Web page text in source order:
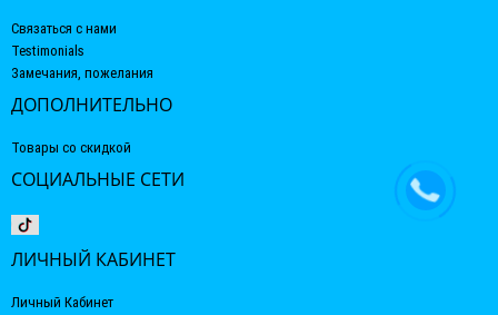
Связаться с нами
Testimonials
Замечания, пожелания
ДОПОЛНИТЕЛЬНО
Товары со скидкой
СОЦИАЛЬНЫЕ СЕТИ
ЛИЧНЫЙ КАБИНЕТ
Личный Кабинет